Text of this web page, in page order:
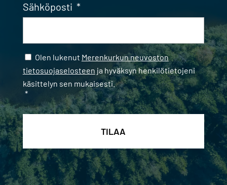
Sähköposti *
Samtycke *
Olen lukenut Merenkurkun neuvoston
tietosuojaselosteen ja hyväksyn henkilötietojeni
käsittelyn sen mukaisesti.
*